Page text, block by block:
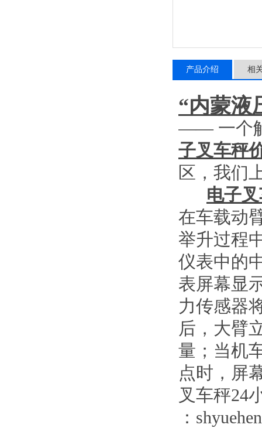
产品介绍 相
“内蒙液
—— 一个
子叉车秤
区，我们
电子
在车载动
举升过程
仪表中的
表屏幕显
力传感器
后，大臂
量；当机
点时，屏
叉车秤24
：